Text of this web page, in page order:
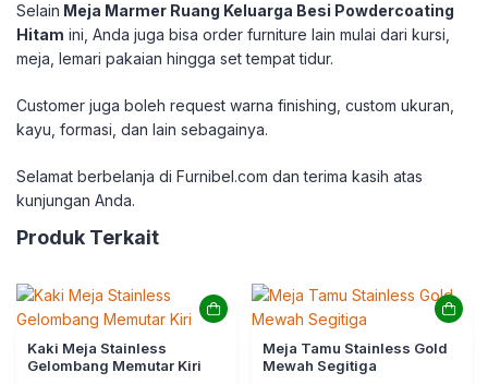
Selain Meja Marmer Ruang Keluarga Besi Powdercoating
Hitam ini, Anda juga bisa order furniture lain mulai dari kursi,
meja, lemari pakaian hingga set tempat tidur.
Customer juga boleh request warna finishing, custom ukuran,
kayu, formasi, dan lain sebagainya.
Selamat berbelanja di Furnibel.com dan terima kasih atas
kunjungan Anda.
Produk Terkait
Kaki Meja Stainless
Gelombang Memutar Kiri
Meja Tamu Stainless Gold
Mewah Segitiga